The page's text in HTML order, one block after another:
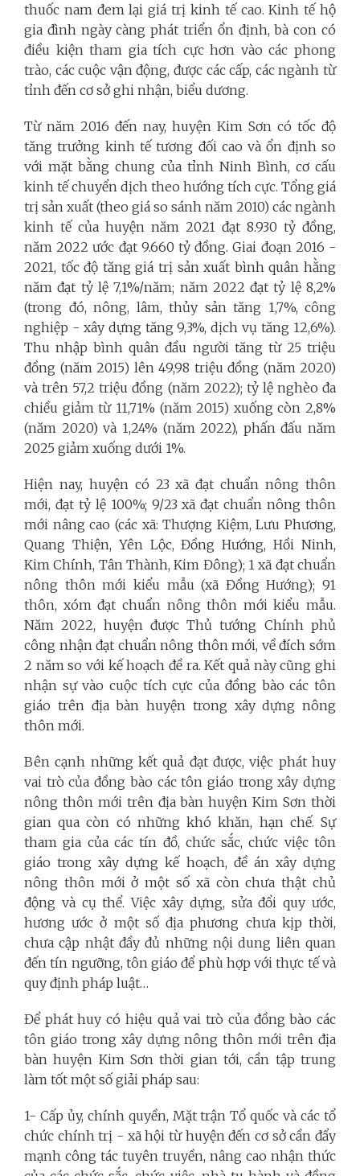
thuốc nam đem lại giá trị kinh tế cao. Kinh tế hộ
gia đình ngày càng phát triển ổn định, bà con có
điều kiện tham gia tích cực hơn vào các phong
trào, các cuộc vận động, được các cấp, các ngành từ
tỉnh đến cơ sở ghi nhận, biểu dương.
Từ năm 2016 đến nay, huyện Kim Sơn có tốc độ
tăng trưởng kinh tế tương đối cao và ổn định so
với mặt bằng chung của tỉnh Ninh Bình, cơ cấu
kinh tế chuyển dịch theo hướng tích cực. Tổng giá
trị sản xuất (theo giá so sánh năm 2010) các ngành
kinh tế của huyện năm 2021 đạt 8.930 tỷ đồng,
năm 2022 ước đạt 9.660 tỷ đồng. Giai đoạn 2016 -
2021, tốc độ tăng giá trị sản xuất bình quân hằng
năm đạt tỷ lệ 7,1%/năm; năm 2022 đạt tỷ lệ 8,2%
(trong đó, nông, lâm, thủy sản tăng 1,7%, công
nghiệp - xây dựng tăng 9,3%, dịch vụ tăng 12,6%).
Thu nhập bình quân đầu người tăng từ 25 triệu
đồng (năm 2015) lên 49,98 triệu đồng (năm 2020)
và trên 57,2 triệu đồng (năm 2022); tỷ lệ nghèo đa
chiều giảm từ 11,71% (năm 2015) xuống còn 2,8%
(năm 2020) và 1,24% (năm 2022), phấn đấu năm
2025 giảm xuống dưới 1%.
Hiện nay, huyện có 23 xã đạt chuẩn nông thôn
mới, đạt tỷ lệ 100%; 9/23 xã đạt chuẩn nông thôn
mới nâng cao (các xã: Thượng Kiệm, Lưu Phương,
Quang Thiện, Yên Lộc, Đồng Hướng, Hồi Ninh,
Kim Chính, Tân Thành, Kim Đông); 1 xã đạt chuẩn
nông thôn mới kiểu mẫu (xã Đồng Hướng); 91
thôn, xóm đạt chuẩn nông thôn mới kiểu mẫu.
Năm 2022, huyện được Thủ tướng Chính phủ
công nhận đạt chuẩn nông thôn mới, về đích sớm
2 năm so với kế hoạch đề ra. Kết quả này cũng ghi
nhận sự vào cuộc tích cực của đồng bào các tôn
giáo trên địa bàn huyện trong xây dựng nông
thôn mới.
Bên cạnh những kết quả đạt được, việc phát huy
vai trò của đồng bào các tôn giáo trong xây dựng
nông thôn mới trên địa bàn huyện Kim Sơn thời
gian qua còn có những khó khăn, hạn chế. Sự
tham gia của các tín đồ, chức sắc, chức việc tôn
giáo trong xây dựng kế hoạch, đề án xây dựng
nông thôn mới ở một số xã còn chưa thật chủ
động và cụ thể. Việc xây dựng, sửa đổi quy ước,
hương ước ở một số địa phương chưa kịp thời,
chưa cập nhật đầy đủ những nội dung liên quan
đến tín ngưỡng, tôn giáo để phù hợp với thực tế và
quy định pháp luật…
Để phát huy có hiệu quả vai trò của đồng bào các
tôn giáo trong xây dựng nông thôn mới trên địa
bàn huyện Kim Sơn thời gian tới, cần tập trung
làm tốt một số giải pháp sau:
1- Cấp ủy, chính quyền, Mặt trận Tổ quốc và các tổ
chức chính trị - xã hội từ huyện đến cơ sở cần đẩy
mạnh công tác tuyên truyền, nâng cao nhận thức